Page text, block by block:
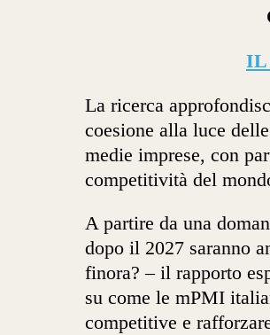
IL
La ricerca
coesione alla luce
medie imprese, con
competitività del
A partire da una
dopo il 2027 saranno
finora? – il rapporto
su come le mPMI
competitive e